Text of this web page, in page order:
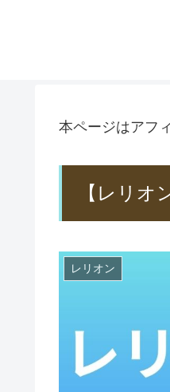
本ページはアフ
【レリオ
レリオン